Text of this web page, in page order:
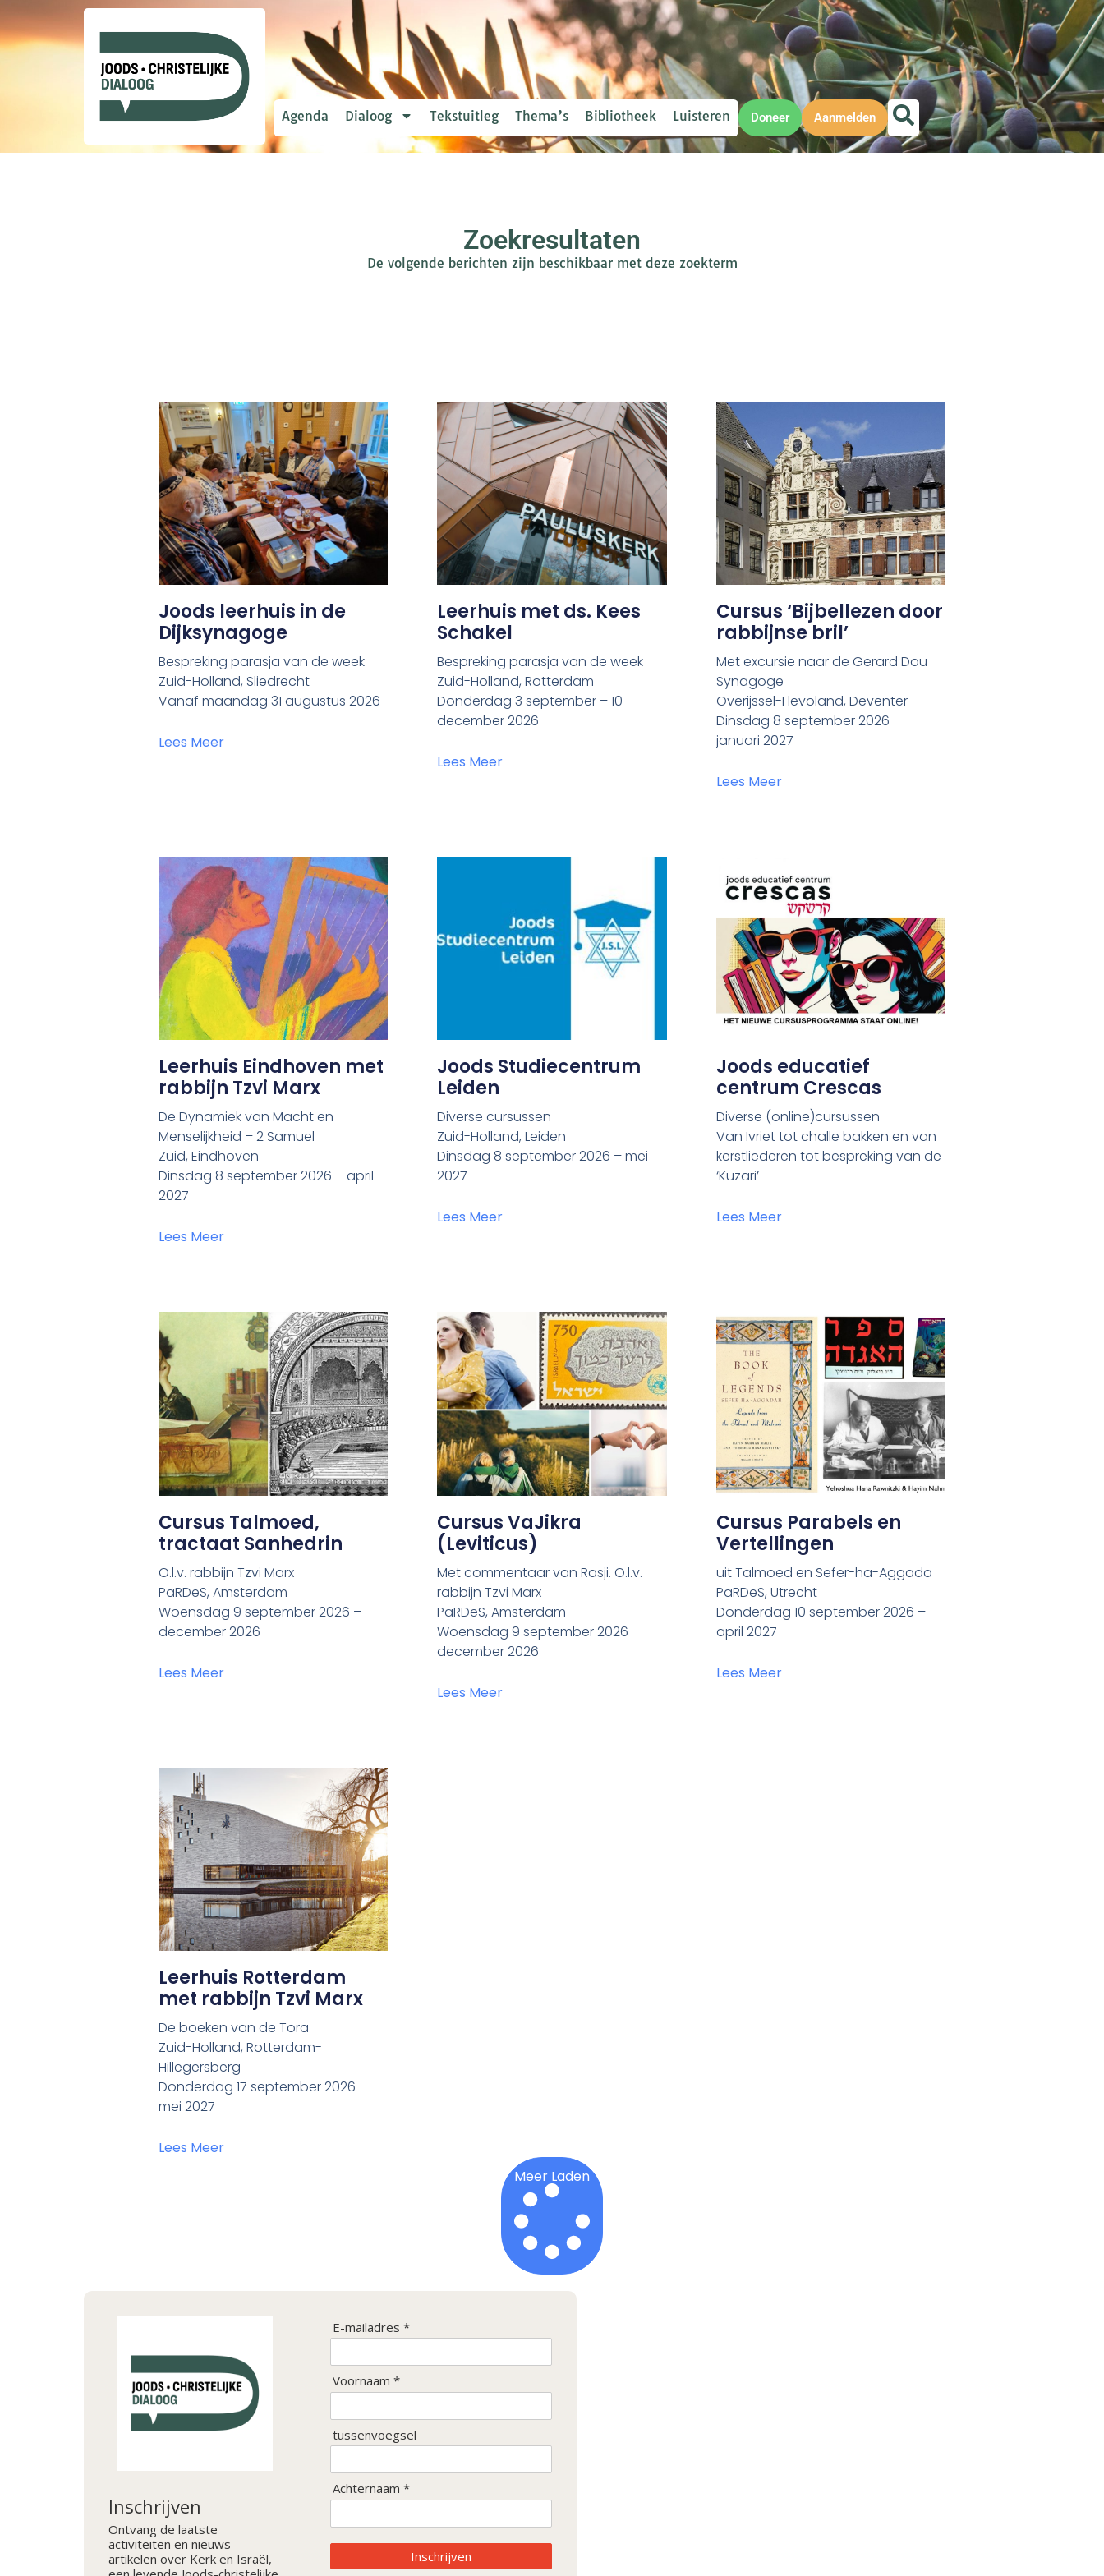
Agenda Dialoog Tekstuitleg Thema’s Bibliotheek Luisteren Doneer Aanmelden
Zoekresultaten
De volgende berichten zijn beschikbaar met deze zoekterm
Joods leerhuis in de
Dijksynagoge
Bespreking parasja van de week
Zuid-Holland, Sliedrecht
Vanaf maandag 31 augustus 2026
Lees Meer
Leerhuis met ds. Kees
Schakel
Bespreking parasja van de week
Zuid-Holland, Rotterdam
Donderdag 3 september – 10
december 2026
Lees Meer
Cursus ‘Bijbellezen door
rabbijnse bril’
Met excursie naar de Gerard Dou
Synagoge
Overijssel-Flevoland, Deventer
Dinsdag 8 september 2026 –
januari 2027
Lees Meer
Leerhuis Eindhoven met
rabbijn Tzvi Marx
De Dynamiek van Macht en
Menselijkheid – 2 Samuel
Zuid, Eindhoven
Dinsdag 8 september 2026 – april
2027
Lees Meer
Joods Studiecentrum
Leiden
Diverse cursussen
Zuid-Holland, Leiden
Dinsdag 8 september 2026 – mei
2027
Lees Meer
Joods educatief
centrum Crescas
Diverse (online)cursussen
Van Ivriet tot challe bakken en van
kerstliederen tot bespreking van de
‘Kuzari’
Lees Meer
Cursus Talmoed,
tractaat Sanhedrin
O.l.v. rabbijn Tzvi Marx
PaRDeS, Amsterdam
Woensdag 9 september 2026 –
december 2026
Lees Meer
Cursus VaJikra
(Leviticus)
Met commentaar van Rasji. O.l.v.
rabbijn Tzvi Marx
PaRDeS, Amsterdam
Woensdag 9 september 2026 –
december 2026
Lees Meer
Cursus Parabels en
Vertellingen
uit Talmoed en Sefer-ha-Aggada
PaRDeS, Utrecht
Donderdag 10 september 2026 –
april 2027
Lees Meer
Leerhuis Rotterdam
met rabbijn Tzvi Marx
De boeken van de Tora
Zuid-Holland, Rotterdam-
Hillegersberg
Donderdag 17 september 2026 –
mei 2027
Lees Meer
Meer Laden
Inschrijven
Ontvang de laatste
activiteiten en nieuws
artikelen over Kerk en Israël,
E-mailadres *
Voornaam *
tussenvoegsel
Achternaam *
Inschrijven